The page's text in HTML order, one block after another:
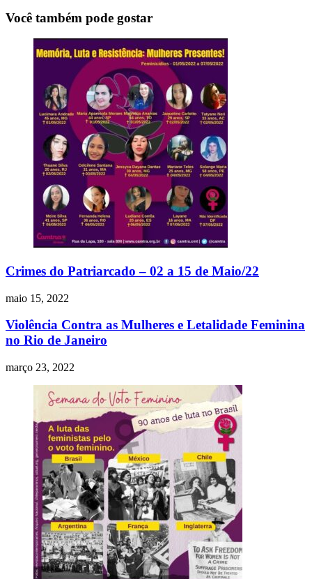
Você também pode gostar
Crimes do Patriarcado – 02 a 15 de Maio/22
maio 15, 2022
Violência Contra as Mulheres e Letalidade Feminina
no Rio de Janeiro
março 23, 2022